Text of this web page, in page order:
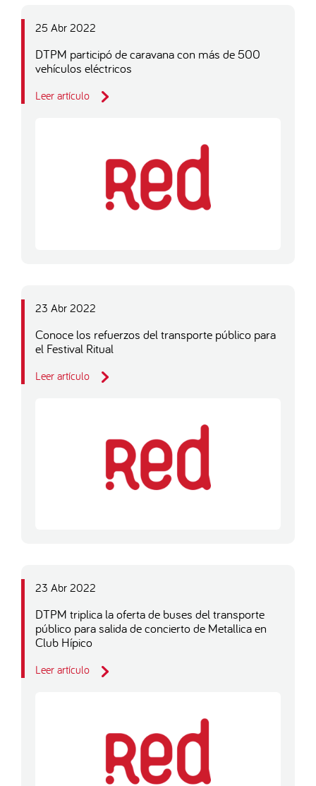
25 Abr 2022
DTPM participó de caravana con más de 500
vehículos eléctricos
Leer artículo
23 Abr 2022
Conoce los refuerzos del transporte público para
el Festival Ritual
Leer artículo
23 Abr 2022
DTPM triplica la oferta de buses del transporte
público para salida de concierto de Metallica en
Club Hípico
Leer artículo